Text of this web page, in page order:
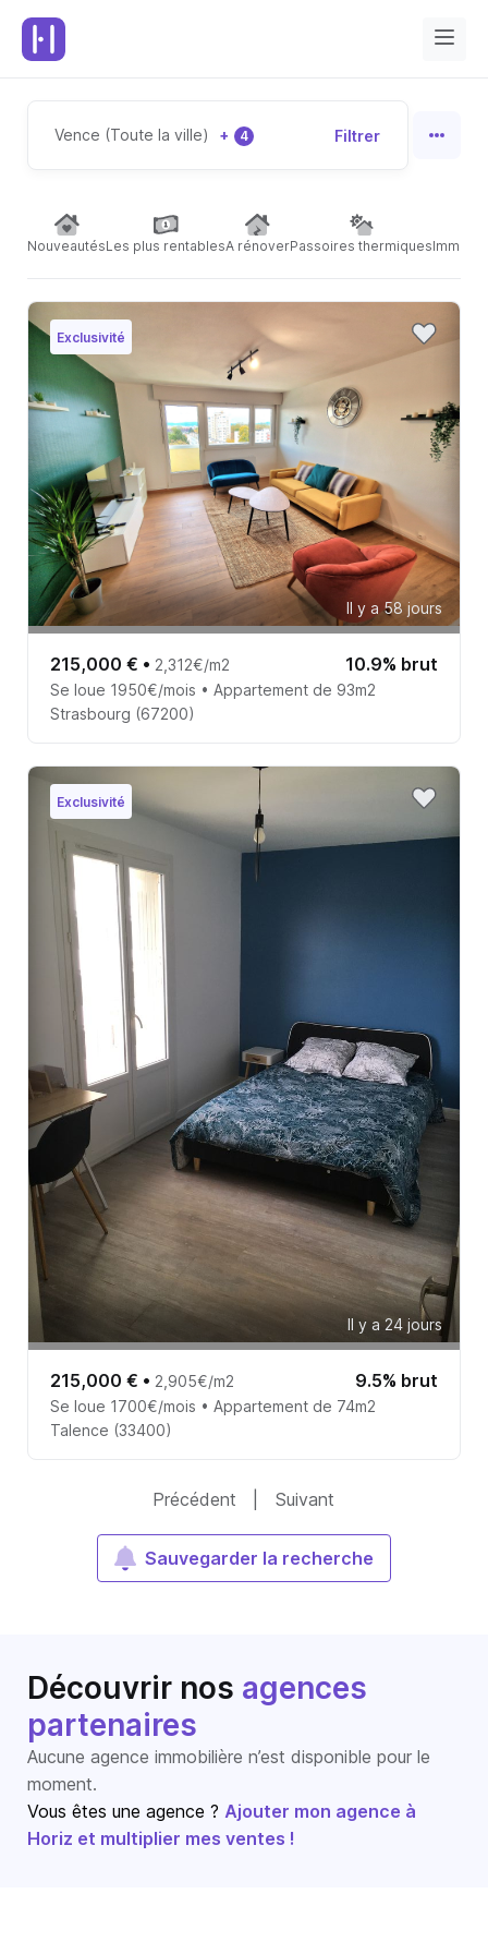
Vence (Toute la ville) + 4 Filtrer
NouveautésLes plus rentablesA rénoverPassoires thermiques
Exclusivité
Il y a 58 jours
215,000 € • 2,312€/m2 10.9% brut
Se loue 1950€/mois • Appartement de 93m2
Strasbourg (67200)
Exclusivité
Il y a 24 jours
215,000 € • 2,905€/m2 9.5% brut
Se loue 1700€/mois • Appartement de 74m2
Talence (33400)
Précédent Suivant
Sauvegarder la recherche
Découvrir nos agences
partenaires
Aucune agence immobilière n’est disponible pour le
moment.
Vous êtes une agence ? Ajouter mon agence à
Horiz et multiplier mes ventes !